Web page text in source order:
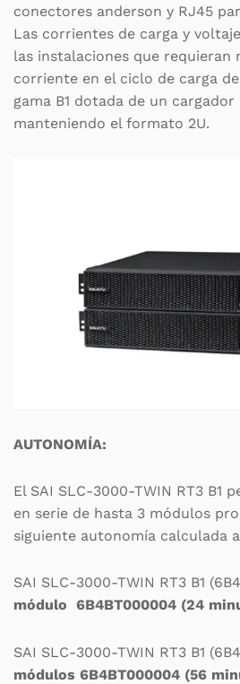
conectores anderson y RJ45
Las corrientes de carga y
las instalaciones que requieran
corriente en el ciclo de carga
gama B1 dotada de un
manteniendo el formato 2U.
AUTONOMÍA:
El SAI SLC-3000-TWIN RT3 B1
en serie de hasta 3 módulos
siguiente autonomía calculada
SAI SLC-3000-TWIN RT3 B1
módulo 6B4BT000004 (24
SAI SLC-3000-TWIN RT3 B1
módulos 6B4BT000004 (56